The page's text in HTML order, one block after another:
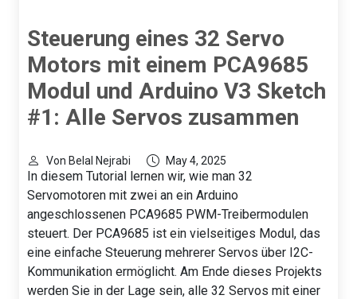
Steuerung eines 32 Servo
Motors mit einem PCA9685
Modul und Arduino V3 Sketch
#1: Alle Servos zusammen
Von Belal Nejrabi May 4, 2025
In diesem Tutorial lernen wir, wie man 32
Servomotoren mit zwei an ein Arduino
angeschlossenen PCA9685 PWM-Treibermodulen
steuert. Der PCA9685 ist ein vielseitiges Modul, das
eine einfache Steuerung mehrerer Servos über I2C-
Kommunikation ermöglicht. Am Ende dieses Projekts
werden Sie in der Lage sein, alle 32 Servos mit einer